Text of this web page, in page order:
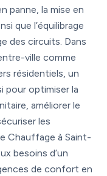
panne, la mise en
que l’équilibrage
des circuits. Dans
ville comme
résidentiels, un
pour optimiser la
améliorer le
les
Chauffage à Saint-
besoins d’un
de confort en